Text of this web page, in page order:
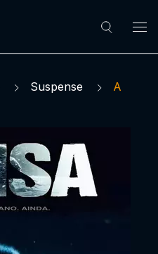
Suspense
A